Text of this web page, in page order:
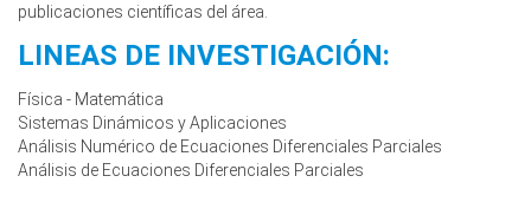
publicaciones científicas del área.
LINEAS DE INVESTIGACIÓN:
Física - Matemática
Sistemas Dinámicos y Aplicaciones
Análisis Numérico de Ecuaciones Diferenciales Parciales
Análisis de Ecuaciones Diferenciales Parciales